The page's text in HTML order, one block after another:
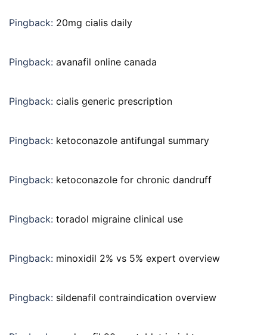
Pingback: 20mg cialis daily
Pingback: avanafil online canada
Pingback: cialis generic prescription
Pingback: ketoconazole antifungal summary
Pingback: ketoconazole for chronic dandruff
Pingback: toradol migraine clinical use
Pingback: minoxidil 2% vs 5% expert overview
Pingback: sildenafil contraindication overview